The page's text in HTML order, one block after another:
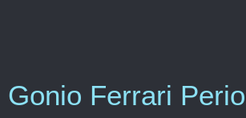
Gonio Ferrari